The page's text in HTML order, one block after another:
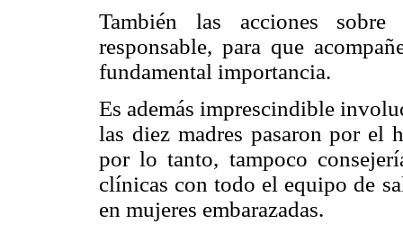
También las acciones
responsable, para que
fundamental importancia.
Es además imprescindible
las diez madres pasaron por el
por lo tanto, tampoco
clínicas con todo el equipo de
en mujeres embarazadas.